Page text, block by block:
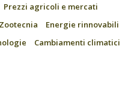
Prezzi agricoli e mercati
Zootecnia
Energie rinnovabili
Cambiamenti climatici